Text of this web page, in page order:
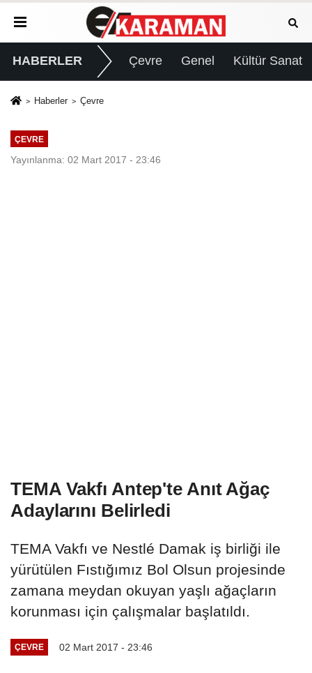
HABERLER Çevre Genel Kültür Sanat
Haberler Çevre
ÇEVRE
Yayınlanma: 02 Mart 2017 - 23:46
TEMA Vakfı Antep'te Anıt Ağaç
Adaylarını Belirledi
TEMA Vakfı ve Nestlé Damak iş birliği ile
yürütülen Fıstığımız Bol Olsun projesinde
zamana meydan okuyan yaşlı ağaçların
korunması için çalışmalar başlatıldı.
ÇEVRE 02 Mart 2017 - 23:46